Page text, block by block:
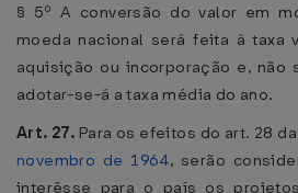
§ 5º A conversão do valor em
moeda nacional será feita à taxa
aquisição ou incorporação e, não
adotar-se-á a taxa média do ano.
Art. 27. Para os efeitos do art. 28 da
novembro de 1964, serão
interêsse para o país os